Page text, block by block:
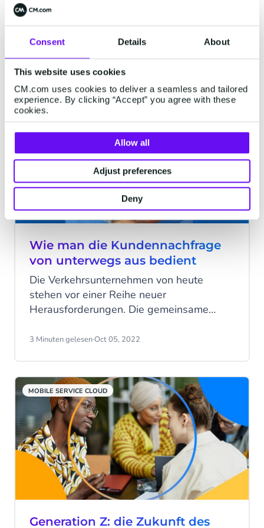
Consent Details About
This website uses cookies
CM.com uses cookies to deliver a seamless and tailored
experience. By clicking “Accept” you agree with these
cookies.
Allow all
Adjust preferences
Deny
Chatbots für den Einzelhandel werden
Branchen nützlich. Es ist enorm wichtig,
Kunden schnell mit Informationen zu
versorgen, während sie bereit sind, zu
konvertieren, aber ohne Automatisierung
ist das eine große Herausforderung.
AI
Wie man die Kundennachfrage
von unterwegs aus bedient
Die Verkehrsunternehmen von heute
stehen vor einer Reihe neuer
Herausforderungen. Die gemeinsame
verschiedenen Teilen des Unternehmens.
Technologien, um die Erwartungen der
Kunden zu erfüllen - kurz gesagt: "Alles
richtig machen, genau hier und jetzt". Dies
sind keine einfachen Probleme.
3 Minuten gelesen·Oct 05, 2022
MOBILE SERVICE CLOUD
Generation Z: die Zukunft des